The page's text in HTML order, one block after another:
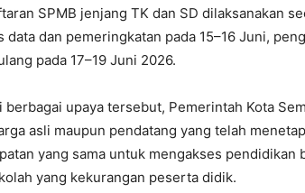
SPMB jenjang TK dan SD dilaksanakan
data dan pemeringkatan pada 15–16 Juni,
pada 17–19 Juni 2026.
berbagai upaya tersebut, Pemerintah Kota
asli maupun pendatang yang telah
yang sama untuk mengakses
yang kekurangan peserta didik.